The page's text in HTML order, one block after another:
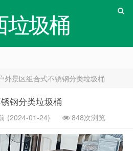
垃圾桶
外景区组合式不锈钢分类垃圾桶
钢分类垃圾桶
(2024-01-24) 848次浏览